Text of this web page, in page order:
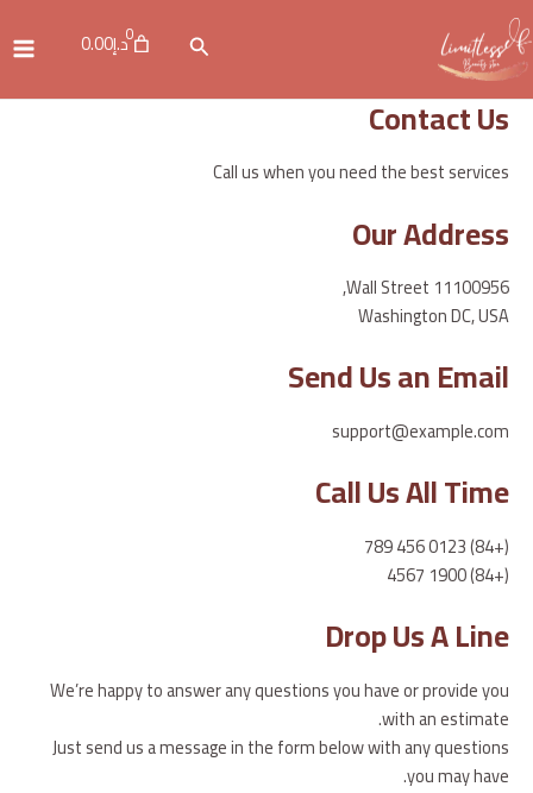
تخطي
إلى
المحتوى
البحث 0د.إ0.00
Contact Us
Call us when you need the best services
Our Address
11100956 Wall Street,
Washington DC, USA
Send Us an Email
support@example.com
Call Us All Time
(+84) 0123 456 789
(+84) 1900 4567
Drop Us A Line
We’re happy to answer any questions you have or provide you
with an estimate.
Just send us a message in the form below with any questions
you may have.